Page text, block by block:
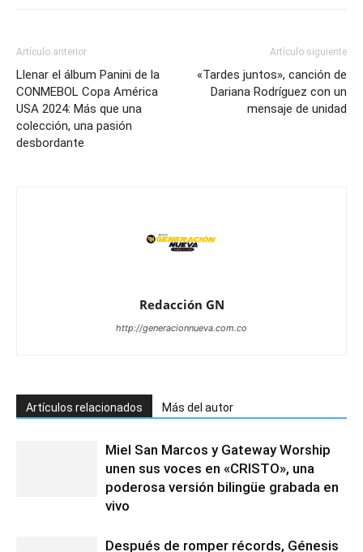
Artículo anterior
Llenar el álbum Panini de la
CONMEBOL Copa América
USA 2024: Más que una
colección, una pasión
desbordante
Artículo siguiente
«Tardes juntos», canción de
Dariana Rodríguez con un
mensaje de unidad
Redacción GN
http://generacionnueva.com.co
Artículos relacionados Más del autor
Miel San Marcos y Gateway Worship
unen sus voces en «CRISTO», una
poderosa versión bilingüe grabada en
vivo
Después de romper récords, Génesis